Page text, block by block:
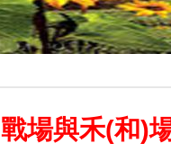
戰場與禾(和)